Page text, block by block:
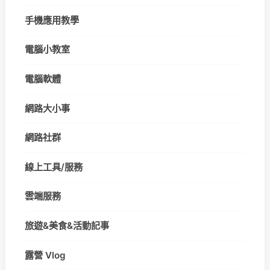
手機應用教學
電腦小教室
電腦軟體
網路大小事
網路社群
線上工具/服務
雲端服務
旅遊&美食&活動記事
露營 Vlog